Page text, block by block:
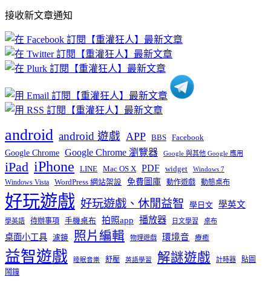
文
章
分
類
接收新文章通知
android android 遊戲 APP BBS Facebook
Google Chrome Google Chrome 瀏覽器 Google 與其他 Google 應用
iPad iPhone LINE Mac OS X PDF widget Windows 7
Windows Vista WordPress 網站架設 免費圖庫 動作遊戲 動態桌布
好玩遊戲 好玩遊戲、休閒益智 學日文 學英文
學英語 待辦事項 手機桌布 拍照app 播放器 日文學習 桌布
桌面小工具 濾鏡 照片編輯 物理遊戲 環境音 療癒
益智遊戲 睡眠音樂 舒壓 英語學習 解謎遊戲 計時器
貼圖
鬧鐘